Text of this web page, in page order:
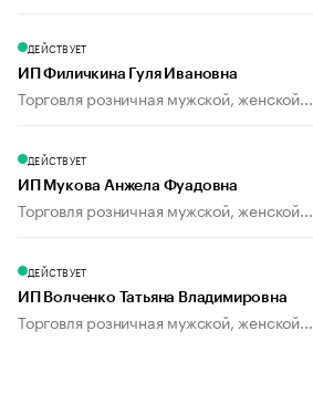
ДЕЙСТВУЕТ
ИП Филичкина Гуля Ивановна
Торговля розничная мужской, женской...
ДЕЙСТВУЕТ
ИП Мукова Анжела Фуадовна
Торговля розничная мужской, женской...
ДЕЙСТВУЕТ
ИП Волченко Татьяна Владимировна
Торговля розничная мужской, женской...